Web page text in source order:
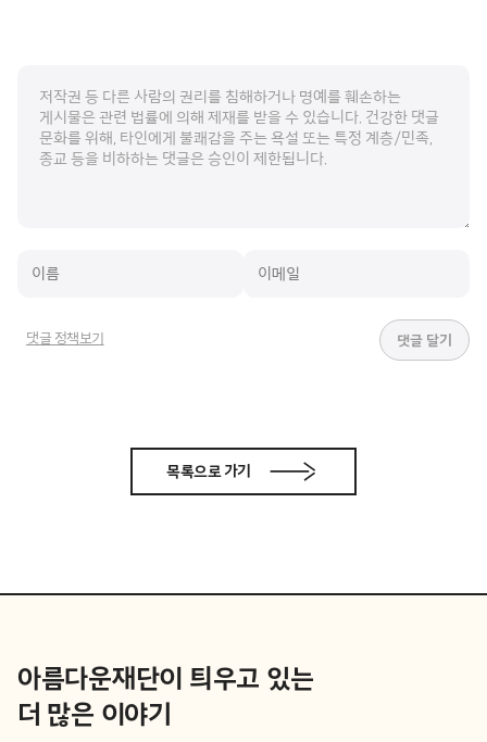
댓글 정책보기
목록으로 가기
아름다운재단이 틔우고 있는
더 많은 이야기